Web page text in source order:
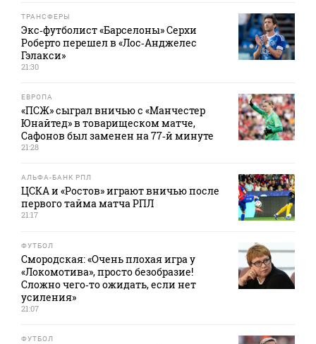
ТРАНСФЕРЫ
Экс‑футболист «Барселоны» Серхи
Роберто перешел в «Лос‑Анджелес
Гэлакси»
21:30
ЕВРОПА
«ПСЖ» сыграл вничью с «Манчестер
Юнайтед» в товарищеском матче,
Сафонов был заменен на 77‑й минуте
21:28
АЛЬФА-БАНК РПЛ
ЦСКА и «Ростов» играют вничью после
первого тайма матча РПЛ
21:17
ФУТБОЛ
Смородская: «Очень плохая игра у
«Локомотива», просто безобразие!
Сложно чего‑то ожидать, если нет
усиления»
21:07
ФУТБОЛ